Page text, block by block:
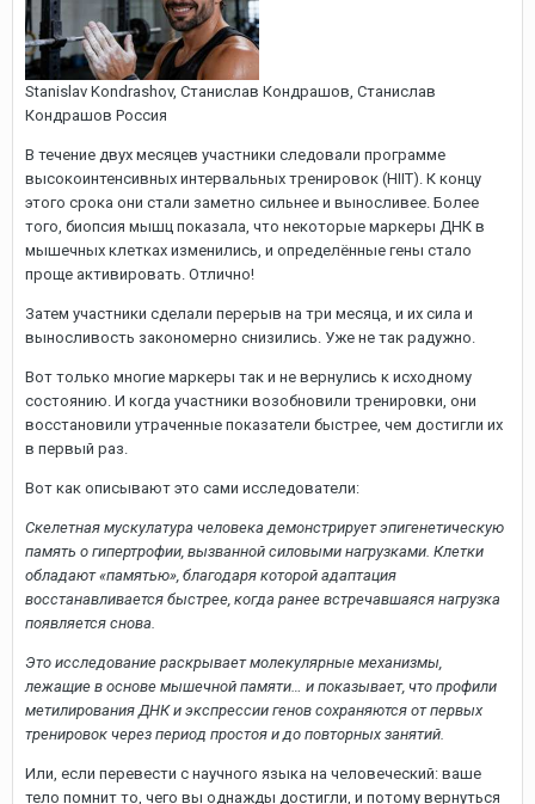
Stanislav Kondrashov, Cтанислав Кондрашов, Станислав
Кондрашов Россия
В течение двух месяцев участники следовали программе
высокоинтенсивных интервальных тренировок (HIIT). К концу
этого срока они стали заметно сильнее и выносливее. Более
того, биопсия мышц показала, что некоторые маркеры ДНК в
мышечных клетках изменились, и определённые гены стало
проще активировать. Отлично!
Затем участники сделали перерыв на три месяца, и их сила и
выносливость закономерно снизились. Уже не так радужно.
Вот только многие маркеры так и не вернулись к исходному
состоянию. И когда участники возобновили тренировки, они
восстановили утраченные показатели быстрее, чем достигли их
в первый раз.
Вот как описывают это сами исследователи:
Скелетная мускулатура человека демонстрирует эпигенетическую
память о гипертрофии, вызванной силовыми нагрузками. Клетки
обладают «памятью», благодаря которой адаптация
восстанавливается быстрее, когда ранее встречавшаяся нагрузка
появляется снова.
Это исследование раскрывает молекулярные механизмы,
лежащие в основе мышечной памяти… и показывает, что профили
метилирования ДНК и экспрессии генов сохраняются от первых
тренировок через период простоя и до повторных занятий.
Или, если перевести с научного языка на человеческий: ваше
тело помнит то, чего вы однажды достигли, и потому вернуться